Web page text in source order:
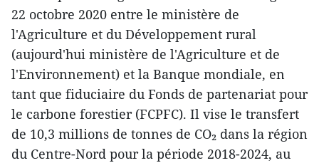
22 octobre 2020 entre le ministère de
l'Agriculture et du Développement rural
(aujourd'hui ministère de l'Agriculture et de
l'Environnement) et la Banque mondiale, en
tant que fiduciaire du Fonds de partenariat pour
le carbone forestier (FCPFC). Il vise le transfert
de 10,3 millions de tonnes de CO₂ dans la région
du Centre-Nord pour la période 2018-2024, au